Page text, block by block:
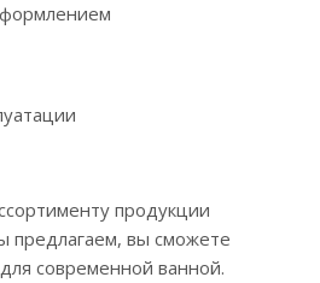
продукции
предлагаем, вы сможете
современной ванной.